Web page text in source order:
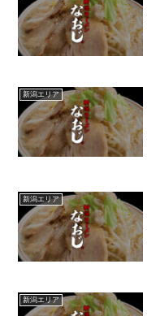
新潟エリア
新潟エリア
新潟エリア